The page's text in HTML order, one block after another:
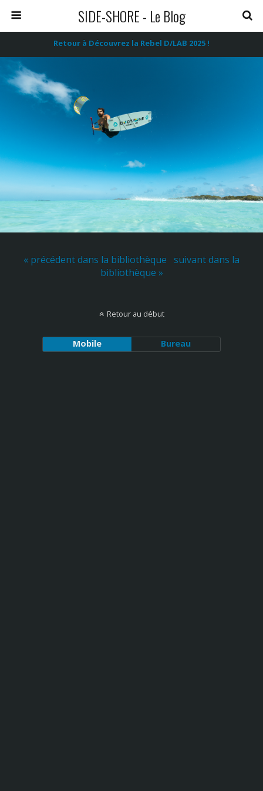
SIDE-SHORE - Le Blog
Retour à Découvrez la Rebel D/LAB 2025 !
« précédent dans la bibliothèque suivant dans la
bibliothèque »
Retour au début
Mobile Bureau